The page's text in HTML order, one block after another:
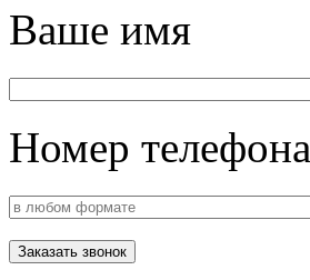
Ваше имя
Номер телефона